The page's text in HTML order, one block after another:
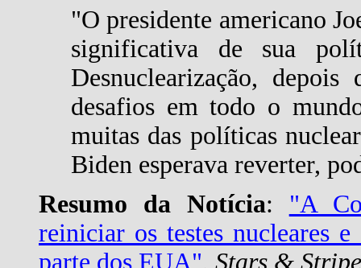
"O presidente americano
significativa de sua
Desnuclearização,
desafios em todo o
muitas das políticas
Biden esperava reverter,
Resumo da Notícia: "A
reiniciar os testes nucleares
parte dos EUA", Stars &